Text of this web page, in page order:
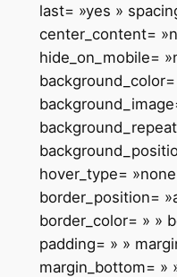
last= »yes »
center_content=
hide_on_mobile=
background_color=
hover_type=
border_position=
border_color= » »
padding= » »
margin_bottom= »